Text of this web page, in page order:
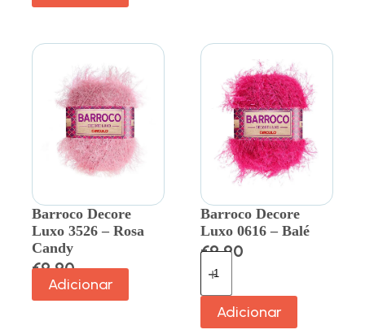
Barroco Decore
Luxo 3526 – Rosa
Candy
€9.90
Adicionar
Barroco Decore
Luxo 0616 – Balé
€9.90
Adicionar